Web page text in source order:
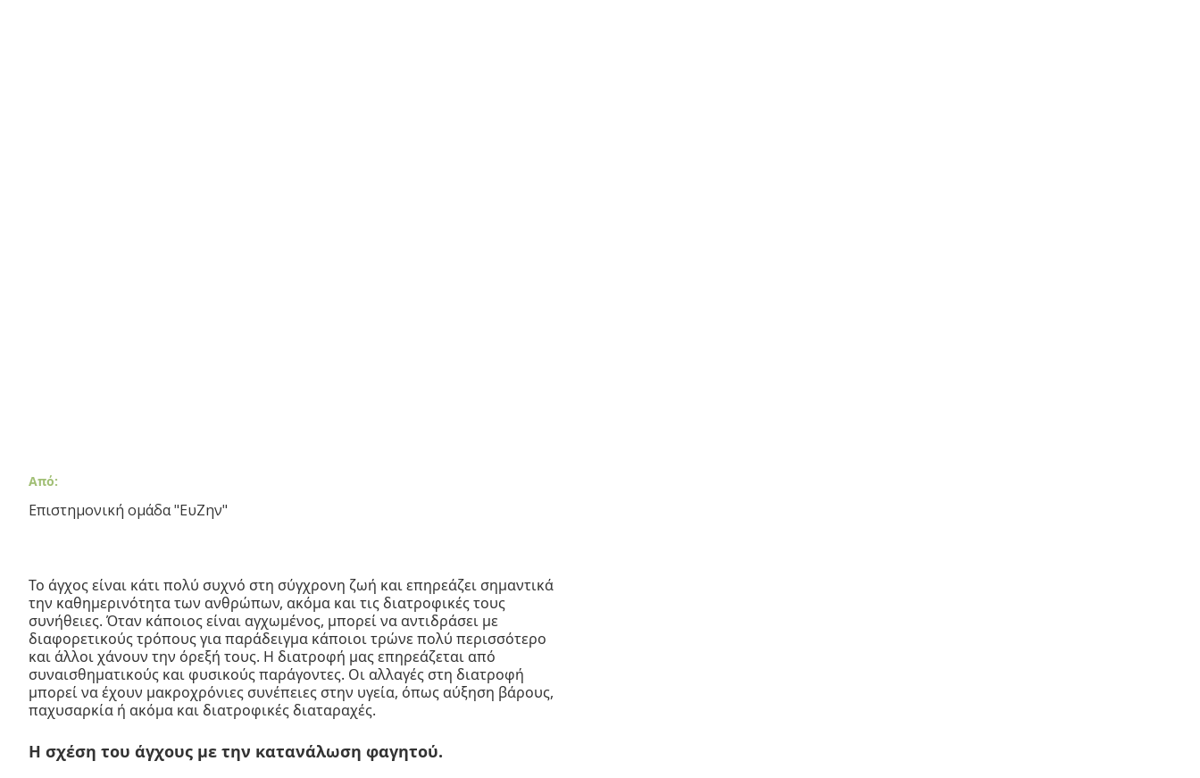
Από:
Επιστημονική ομάδα "ΕυΖην"
Το άγχος είναι κάτι πολύ συχνό στη σύγχρονη ζωή και επηρεάζει σημαντικά
την καθημερινότητα των ανθρώπων, ακόμα και τις διατροφικές τους
συνήθειες. Όταν κάποιος είναι αγχωμένος, μπορεί να αντιδράσει με
διαφορετικούς τρόπους για παράδειγμα κάποιοι τρώνε πολύ περισσότερο
και άλλοι χάνουν την όρεξή τους. Η διατροφή μας επηρεάζεται από
συναισθηματικούς και φυσικούς παράγοντες. Οι αλλαγές στη διατροφή
μπορεί να έχουν μακροχρόνιες συνέπειες στην υγεία, όπως αύξηση βάρους,
παχυσαρκία ή ακόμα και διατροφικές διαταραχές.
Η σχέση του άγχους με την κατανάλωση φαγητού.